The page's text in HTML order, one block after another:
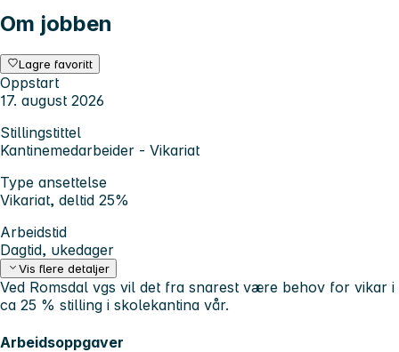
Om jobben
Lagre favoritt
Oppstart
17. august 2026
Stillingstittel
Kantinemedarbeider - Vikariat
Type ansettelse
Vikariat, deltid 25%
Arbeidstid
Dagtid, ukedager
Vis flere detaljer
Ved Romsdal vgs vil det fra snarest være behov for vikar i
ca 25 % stilling i skolekantina vår.
Arbeidsoppgaver